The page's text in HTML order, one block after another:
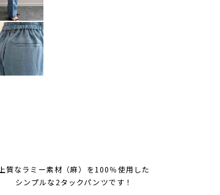
上質なラミー素材（麻）を100％使用した
シンプルな2タックパンツです！